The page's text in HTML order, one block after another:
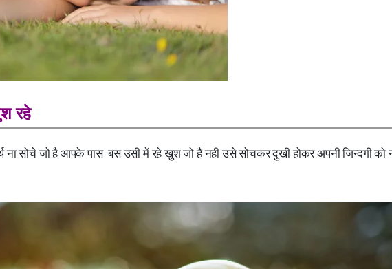
रहे
ना सोचे जो है आपके पास बस उसी में रहे खुश जो है नही उसे सोचकर दुखी होकर अपनी जिन्दगी को